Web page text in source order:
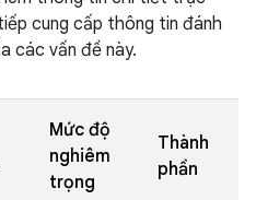
cung cấp thông tin đánh
các vấn đề này.
Mức độ
nghiêm
trọng
Thành
phần